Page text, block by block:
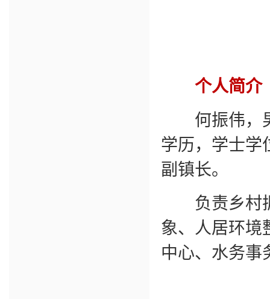
个人简介
何振伟，男
学历，学士学
副镇长。
负责乡村振
象、人居环境
中心、水务事